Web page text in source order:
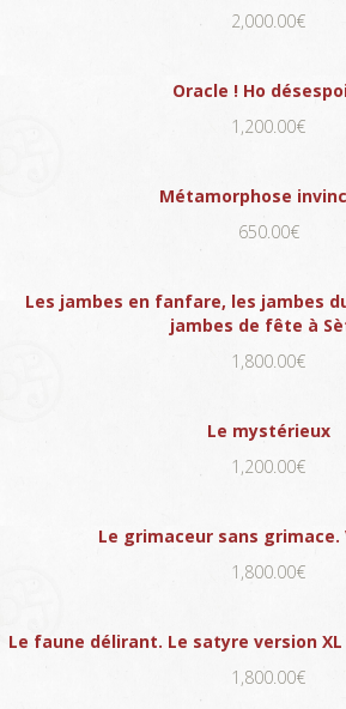
2,000.00€
Oracle ! Ho
1,200.00€
Métamorphose
650.00€
Les jambes en fanfare, les jambes
jambes de fête à
1,800.00€
Le mystérieux
1,200.00€
Le grimaceur sans grimace.
1,800.00€
Le faune délirant. Le satyre version
1,800.00€